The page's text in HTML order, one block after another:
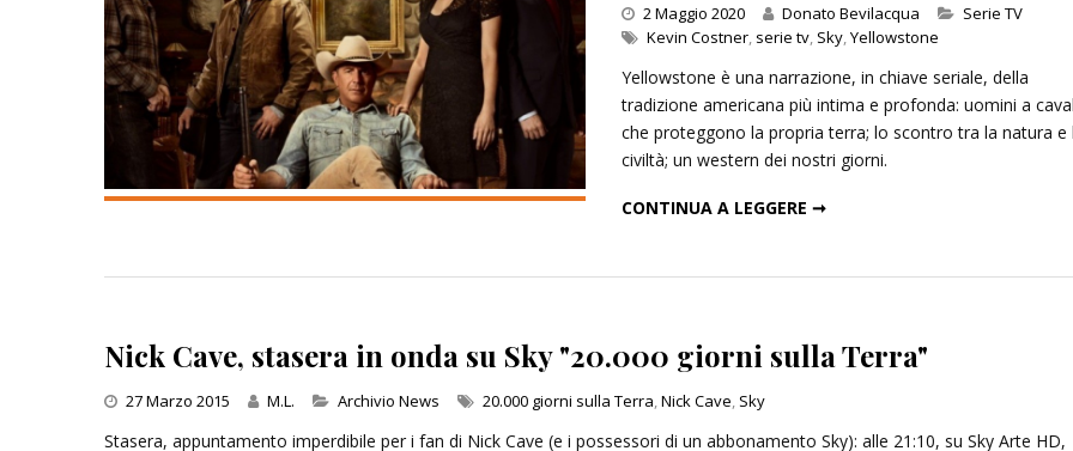
2 Maggio 2020 Donato Bevilacqua Categories
Serie TV
Kevin Costner, serie tv, Sky,Yellowstone
Yellowstone è una narrazione, in chiave seriale, della
tradizione americana più intima e profonda: uomini a
che proteggono la propria terra; lo scontro tra la natura e
civiltà; un western dei nostri giorni.
CONTINUA A LEGGERE ➞
Nick Cave, stasera in onda su Sky "20.000 giorni sulla Terra"
27 Marzo 2015 M.L. Categories
Archivio News 20.000 giorni sulla Terra,Nick Cave, Sky
Stasera, appuntamento imperdibile per i fan di Nick Cave (e i possessori di un abbonamento Sky): alle 21:10, su Sky Arte HD,